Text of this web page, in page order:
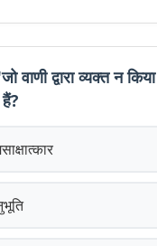
वाणी द्वारा व्यक्त न